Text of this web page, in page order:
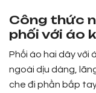
Công thức
phối với áo
Phối áo hai dây với
ngoài dịu dàng,
che đi phần bắp